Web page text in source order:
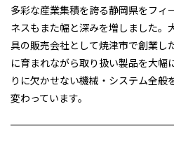
多彩な産業集積を誇る静岡県をフィ
ネスもまた幅と深みを増しました。
具の販売会社として焼津市で創業し
に育まれながら取り扱い製品を大幅
りに欠かせない機械・システム全般
変わっています。